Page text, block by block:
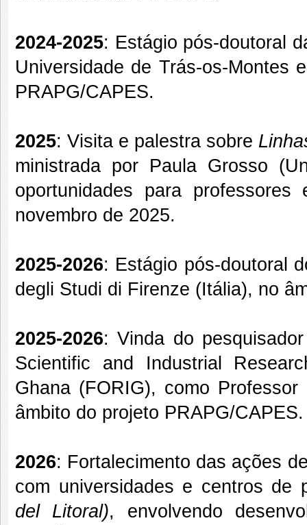
2024-2025: Estágio pós-doutoral
Universidade de Trás-os-Montes
PRAPG/CAPES.
2025: Visita e palestra sobre
ministrada por Paula Grosso
oportunidades para
novembro de 2025.
2025-2026: Estágio pós-doutoral
degli Studi di Firenze (Itália), no
2025-2026: Vinda do
Scientific and Industrial
Ghana (FORIG), como
âmbito do projeto PRAPG/CAPES.
2026: Fortalecimento das ações
com universidades e centros de
del Litoral), envolvendo